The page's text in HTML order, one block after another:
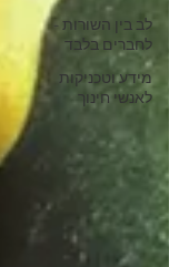
לב בין השורות -
לחברים בלבד
מידע וטכניקות
לאנשי חינוך